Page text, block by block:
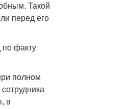
Такой
перед его
по факту
полном
в